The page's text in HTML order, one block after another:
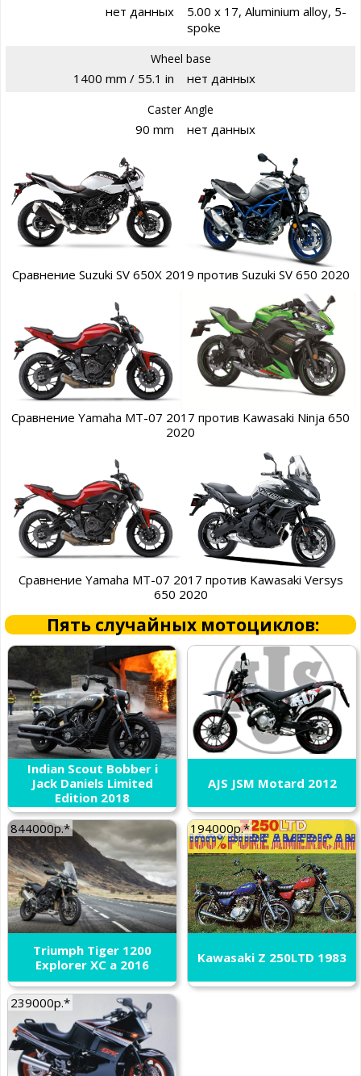
нет данных
5.00 x 17, Aluminium alloy, 5-
spoke
Wheel base
1400 mm / 55.1 in нет данных
Caster Angle
90 mm нет данных
Сравнение Suzuki SV 650X 2019 против Suzuki SV 650 2020
Сравнение Yamaha MT-07 2017 против Kawasaki Ninja 650
2020
Сравнение Yamaha MT-07 2017 против Kawasaki Versys
650 2020
Пять случайных мотоциклов:
Indian Scout Bobber i
Jack Daniels Limited
Edition 2018
AJS JSM Motard 2012
844000р.*
Triumph Tiger 1200
Explorer XC a 2016
194000р.*
Kawasaki Z 250LTD 1983
239000р.*